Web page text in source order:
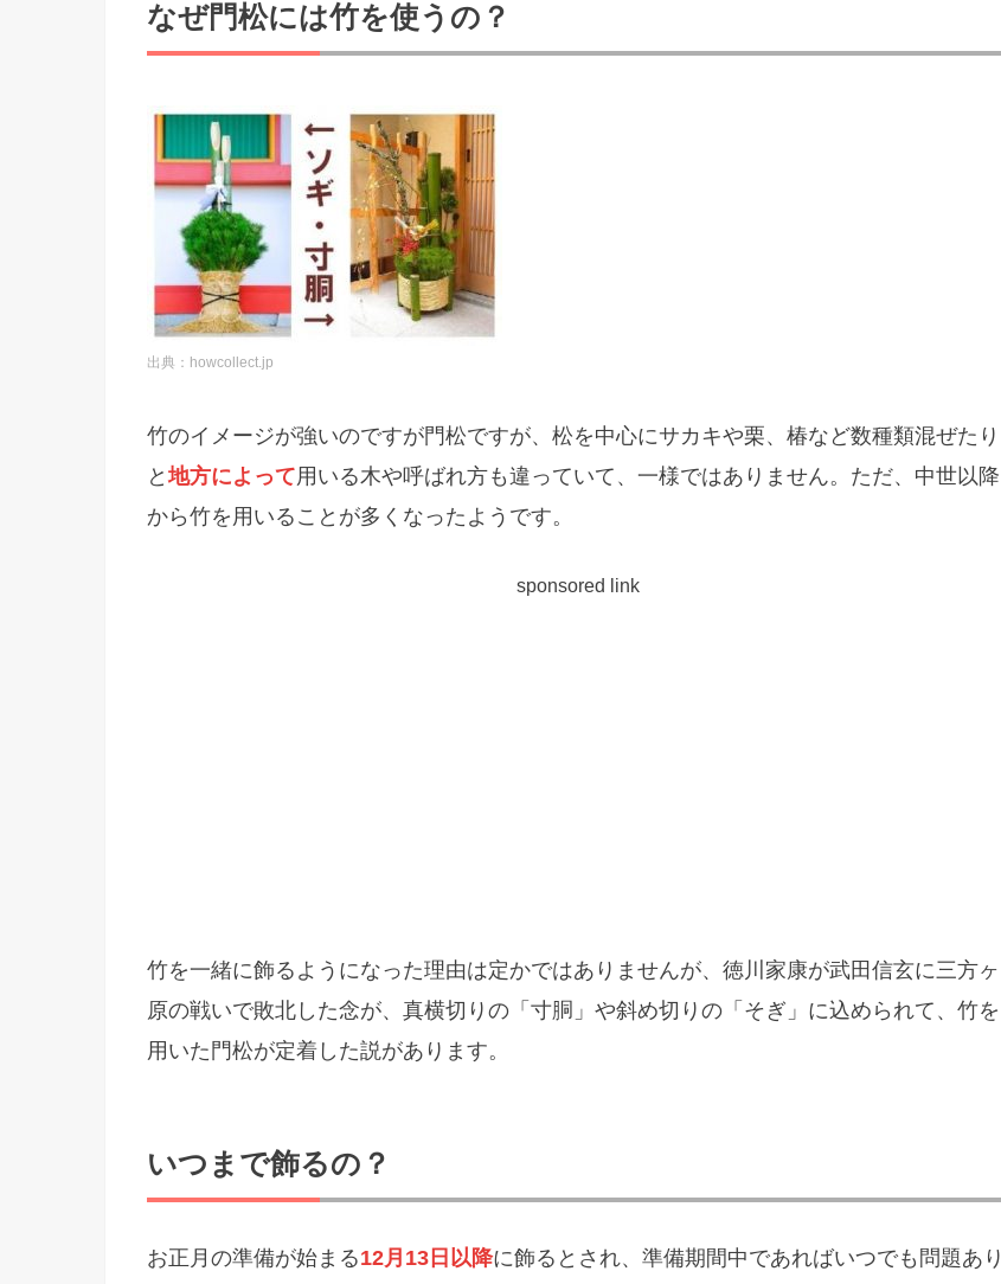
なぜ門松には竹を使うの？
出典：howcollect.jp
竹のイメージが強いのですが門松ですが、松を中心にサカキや栗、椿など数種類混ぜたり
と地方によって用いる木や呼ばれ方も違っていて、一様ではありません。ただ、中世以降
から竹を用いることが多くなったようです。
sponsored link
竹を一緒に飾るようになった理由は定かではありませんが、徳川家康が武田信玄に三方ヶ
原の戦いで敗北した念が、真横切りの「寸胴」や斜め切りの「そぎ」に込められて、竹を
用いた門松が定着した説があります。
いつまで飾るの？
お正月の準備が始まる12月13日以降に飾るとされ、準備期間中であればいつでも問題あり